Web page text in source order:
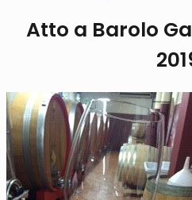
Atto a Barolo